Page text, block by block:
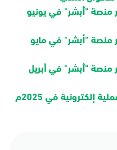
عبر منصة "أبشر" في يونيو
عبر منصة "أبشر" في مايو
عبر منصة "أبشر" في أبريل